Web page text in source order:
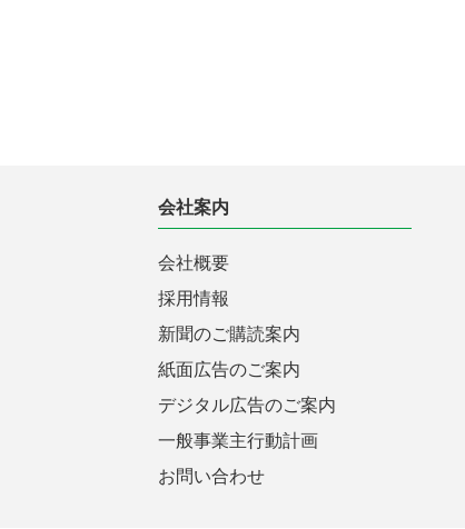
会社案内
会社概要
採用情報
新聞のご購読案内
紙面広告のご案内
デジタル広告のご案内
一般事業主行動計画
お問い合わせ